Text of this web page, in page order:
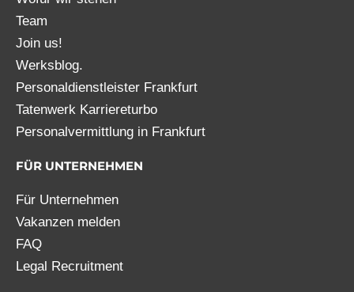
Team
Join us!
Werksblog.
Personaldienstleister Frankfurt
Tatenwerk Karriereturbo
Personalvermittlung in Frankfurt
FÜR UNTERNEHMEN
Für Unternehmen
Vakanzen melden
FAQ
Legal Recruitment